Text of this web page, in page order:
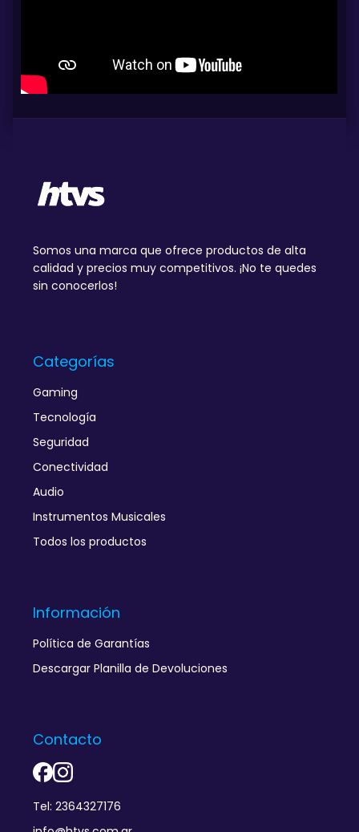
Somos una marca que ofrece productos de alta
calidad y precios muy competitivos. ¡No te quedes
sin conocerlos!
Categorías
Gaming
Tecnología
Seguridad
Conectividad
Audio
Instrumentos Musicales
Todos los productos
Información
Política de Garantías
Descargar Planilla de Devoluciones
Contacto
Tel: 2364327176